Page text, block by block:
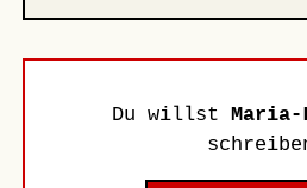
Du willst Maria-